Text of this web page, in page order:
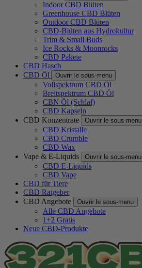
Indoor CBD Blüten
Greenhouse CBD Blüten
Outdoor CBD Blüten
CBD-Blüten aus Hydrokultur
Trim & Small Buds
Ice Rocks & Moonrocks
CBD Pakete
CBD Hasch
CBD Öl
Ouvrir le sous-menu
Vollspektrum CBD Öl
Breitspektrum CBD Öl
CBN Öl (Schlaf)
CBD Kapseln
CBD Konzentrate
Ouvrir le sous-menu
CBD Kristalle
CBD Crumble
CBD Wax
Vape & E-Liquids
Ouvrir le sous-menu
CBD E-Liquids
CBD Vape
CBD für Tiere
CBD Ratgeber
CBD Angebote
Ouvrir le sous-menu
Alle CBD Angebote
1+2 Gratis
Neue CBD-Produkte